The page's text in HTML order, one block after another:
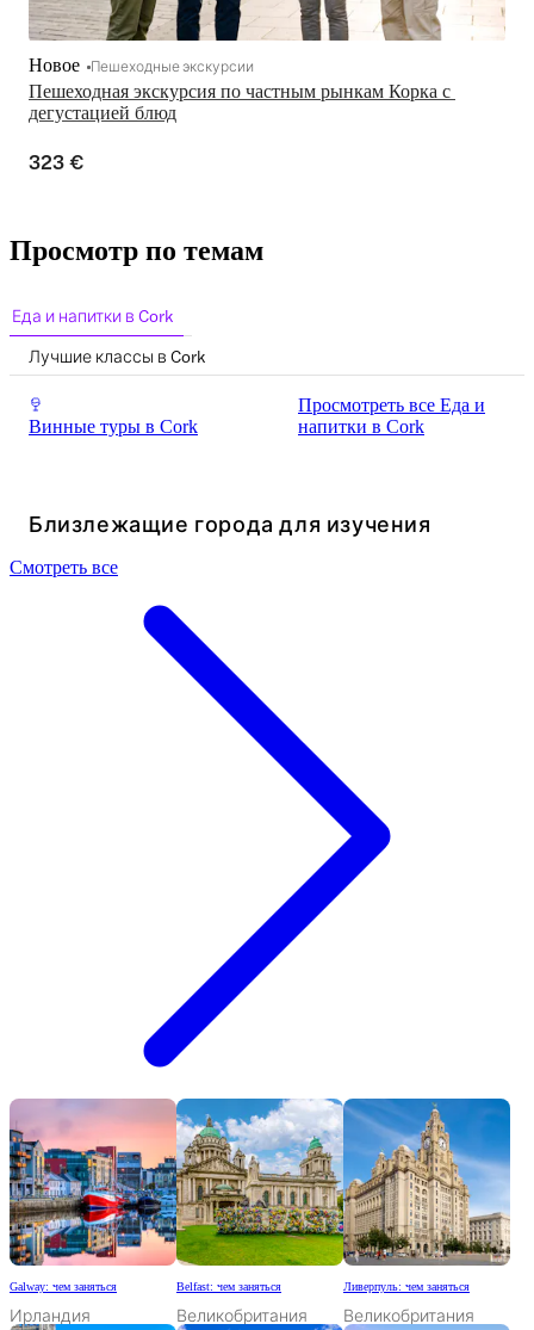
Пешеходная экскурсия по частным рынкам Корка с
дегустацией блюд
Новое Пешеходные экскурсии
323 €
Просмотр по темам
Еда и напитки в Cork
Лучшие классы в Cork
Винные туры в Cork
Просмотреть все Еда и
напитки в Cork
Близлежащие города для изучения
Смотреть все
Galway: чем заняться
Ирландия
Belfast: чем заняться
Великобритания
Ливерпуль: чем заняться
Великобритания